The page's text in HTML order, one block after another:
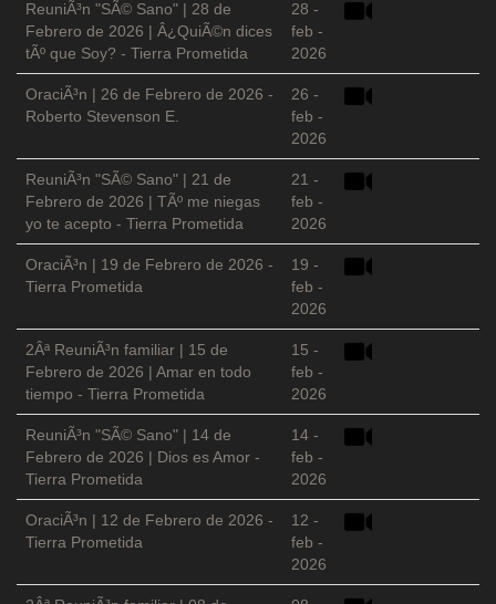
ReuniÃ³n "SÃ© Sano" | 28 de
Febrero de 2026 | Â¿QuiÃ©n dices
tÃº que Soy? - Tierra Prometida
28 -
feb -
2026
OraciÃ³n | 26 de Febrero de 2026 -
Roberto Stevenson E.
26 -
feb -
2026
ReuniÃ³n "SÃ© Sano" | 21 de
Febrero de 2026 | TÃº me niegas
yo te acepto - Tierra Prometida
21 -
feb -
2026
OraciÃ³n | 19 de Febrero de 2026 -
Tierra Prometida
19 -
feb -
2026
2Âª ReuniÃ³n familiar | 15 de
Febrero de 2026 | Amar en todo
tiempo - Tierra Prometida
15 -
feb -
2026
ReuniÃ³n "SÃ© Sano" | 14 de
Febrero de 2026 | Dios es Amor -
Tierra Prometida
14 -
feb -
2026
OraciÃ³n | 12 de Febrero de 2026 -
Tierra Prometida
12 -
feb -
2026